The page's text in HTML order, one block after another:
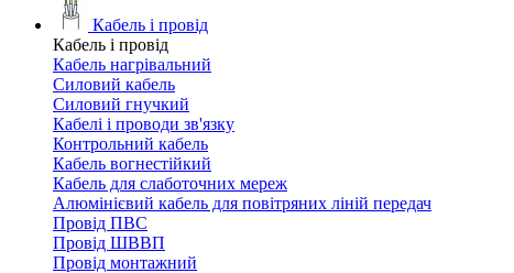
Кабель і провід
Кабель і провід
Кабель нагрівальний
Силовий кабель
Силовий гнучкий
Кабелі і проводи зв'язку
Контрольний кабель
Кабель вогнестійкий
Кабель для слаботочних мереж
Алюмінієвий кабель для повітряних ліній передач
Провід ПВС
Провід ШВВП
Провід монтажний